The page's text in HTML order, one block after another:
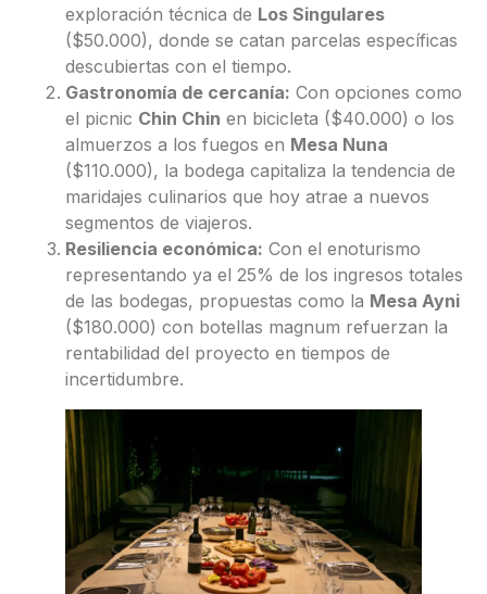
exploración técnica de Los Singulares
($50.000), donde se catan parcelas específicas
descubiertas con el tiempo.
Gastronomía de cercanía: Con opciones como
el picnic Chin Chin en bicicleta ($40.000) o los
almuerzos a los fuegos en Mesa Nuna
($110.000), la bodega capitaliza la tendencia de
maridajes culinarios que hoy atrae a nuevos
segmentos de viajeros.
Resiliencia económica: Con el enoturismo
representando ya el 25% de los ingresos totales
de las bodegas, propuestas como la Mesa Ayni
($180.000) con botellas magnum refuerzan la
rentabilidad del proyecto en tiempos de
incertidumbre.